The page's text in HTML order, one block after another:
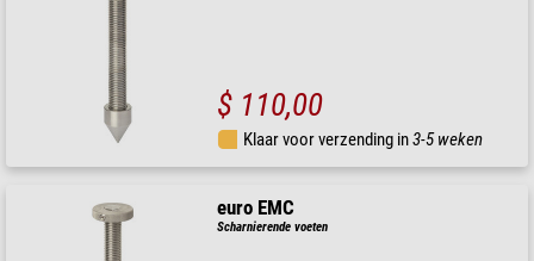
$ 110,00
Klaar voor verzending in3-5 weken
euro EMC
Scharnierende voeten